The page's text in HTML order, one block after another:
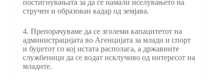
постигнувањата за да се намали иселувањето на
стручен и образован кадар од земјава.
4. Препорачуваме да се зголеми капацитетот на
администрацијата во Агенцијата за млади и спорт
и буџетот со кој истата располага, а државните
службеници да се водат исклучиво од интересот на
младите.